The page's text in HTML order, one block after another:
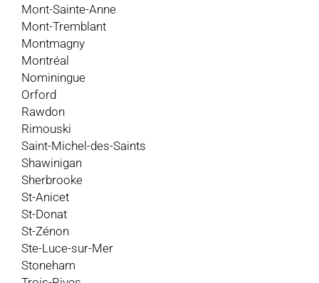
Mont-Sainte-Anne
Mont-Tremblant
Montmagny
Montréal
Nominingue
Orford
Rawdon
Rimouski
Saint-Michel-des-Saints
Shawinigan
Sherbrooke
St-Anicet
St-Donat
St-Zénon
Ste-Luce-sur-Mer
Stoneham